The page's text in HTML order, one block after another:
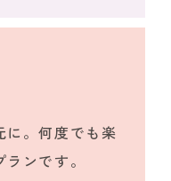
に。何度でも楽
ンです。